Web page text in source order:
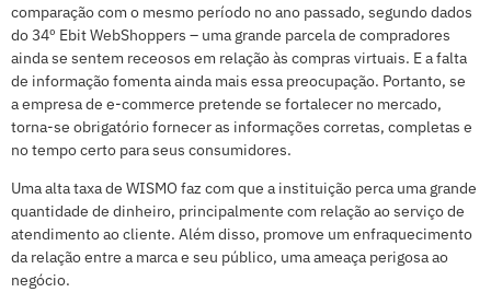
comparação com o mesmo período no ano passado, segundo dados
do 34º Ebit WebShoppers – uma grande parcela de compradores
ainda se sentem receosos em relação às compras virtuais. E a falta
de informação fomenta ainda mais essa preocupação. Portanto, se
a empresa de e-commerce pretende se fortalecer no mercado,
torna-se obrigatório fornecer as informações corretas, completas e
no tempo certo para seus consumidores.
Uma alta taxa de WISMO faz com que a instituição perca uma grande
quantidade de dinheiro, principalmente com relação ao serviço de
atendimento ao cliente. Além disso, promove um enfraquecimento
da relação entre a marca e seu público, uma ameaça perigosa ao
negócio.